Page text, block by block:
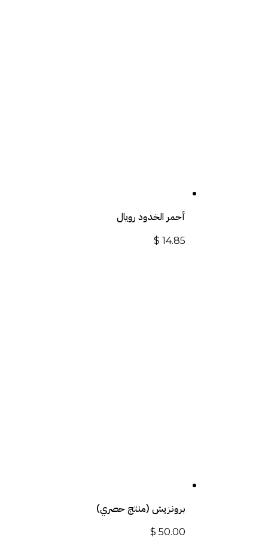
أحمر الخدود رويال
$ 14.85
برونزيش (منتج حصري)
$ 50.00